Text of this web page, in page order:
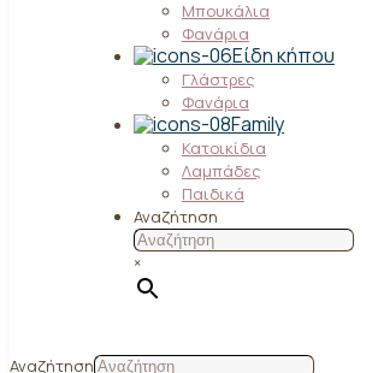
Μπουκάλια
Φανάρια
Είδη κήπου
Γλάστρες
Φανάρια
Family
Κατοικίδια
Λαμπάδες
Παιδικά
Αναζήτηση
×
Αναζήτηση